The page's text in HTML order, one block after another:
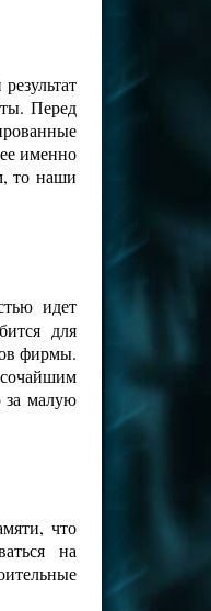
Перед
именно
то наши
идет
для
фирмы.
за малую
что
на